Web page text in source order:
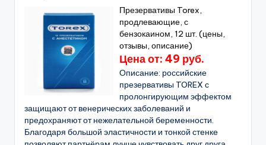
Презервативы Torex,
продлевающие, с
бензокаином, 12 шт. (цены,
отзывы, описание)
Цена от: 49 руб.
Описание: российские
презервативы TOREX с
пролонгирующим эффектом
защищают от венерических заболеваний и
предохраняют от нежелательной беременности.
Благодаря большой эластичности и тонкой стенке